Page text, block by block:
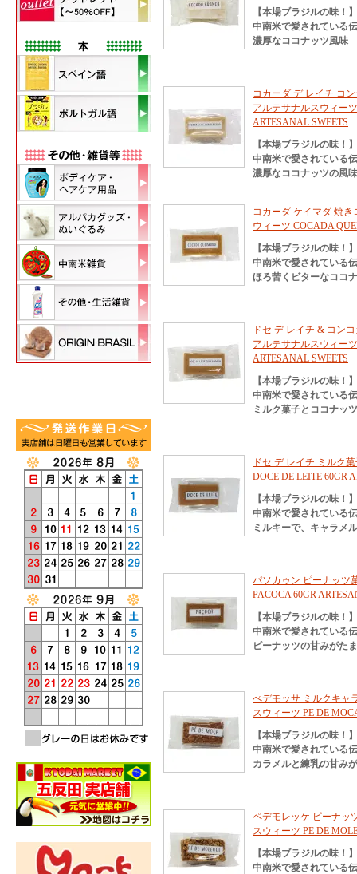
【本場ブラジルの味！】
中南米で愛されている
濃厚なココナッツ風味
コカーダ デ レイチ コ
アルテサナルスウィー
ARTESANAL SWEETS
【本場ブラジルの味！】
中南米で愛されている
濃厚なココナッツの風
コカーダ ケイマダ 焼き
ウィーツ COCADA
【本場ブラジルの味！】
中南米で愛されている
ほろ苦くビターなココ
ドセ デ レイチ & コン
アルテサナルスウィー
ARTESANAL SWEETS
【本場ブラジルの味！】
中南米で愛されている
ミルク菓子とココナッ
ドセ デ レイチ ミルク
DOCE DE LEITE 60GR
【本場ブラジルの味！】
中南米で愛されている
ミルキーで、キャラメ
パソカゥン ピーナッツ
PACOCA 60GR
【本場ブラジルの味！】
中南米で愛されている
ピーナッツの甘みがた
ぺデモッサ ミルクキャ
スウィーツ PE DE
【本場ブラジルの味！】
中南米で愛されている
カラメルと練乳の甘み
ペデモレッケ ピーナッ
スウィーツ PE DE
【本場ブラジルの味！】
中南米で愛されている